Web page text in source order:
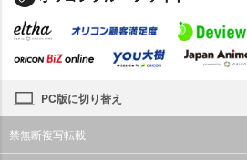
PC版に切り替え
禁無断複写転載